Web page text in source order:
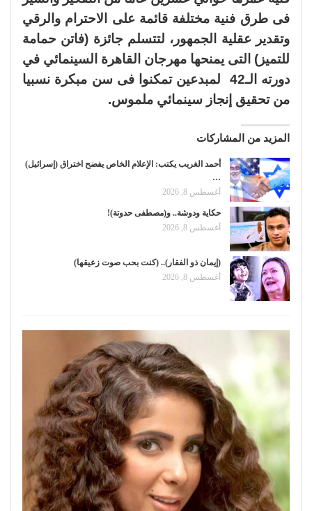
فى طرق فنية مختلفة قائمة على الاحترام والرقي
وتقدير عقلية الجمهور، لتتسلم جائزة (فاتن حمامة
للتميز) التى يمنحها مهرجان القاهرة السينمائي في
دورته الـ42 لمبدعين تمكنوا فى سن مبكرة نسبيا
من تحقيق إنجاز سينمائي ملموس.
المزيد من المشاركات
أحمد الغريب يكتب: الإعلام الخاص يفضح اختراق (إسرائيل)
…
أغسطس 8, 2026
حكاية ودوشة.. و(مصطفى حدوتة)!
أغسطس 8, 2026
(إيمان ذو الفقار).. (كنت بحب صوت زعيقها)
أغسطس 8, 2026